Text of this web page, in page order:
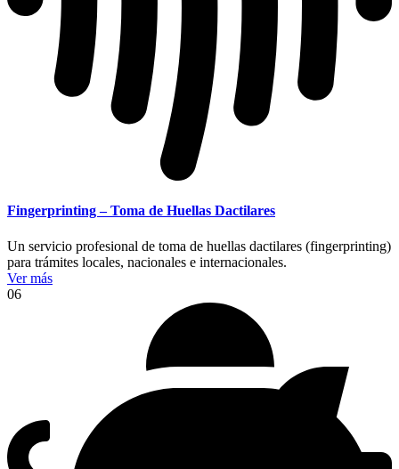
Fingerprinting – Toma de Huellas Dactilares
Un servicio profesional de toma de huellas dactilares (fingerprinting)
para trámites locales, nacionales e internacionales.
Ver más
06